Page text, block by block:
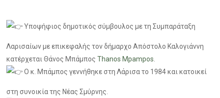
Υποψήφιος δημοτικός σύμβουλος με τη Συμπαράταξη
Λαρισαίων με επικεφαλής τον δήμαρχο Απόστολο Καλογιάννη
κατέρχεται Θάνος ΜπάμποςThanos Mpampos
Ο κ. Μπάμπος γεννήθηκε στη Λάρισα το 1984 και κατοικεί
στη συνοικία της Νέας Σμύρνης.